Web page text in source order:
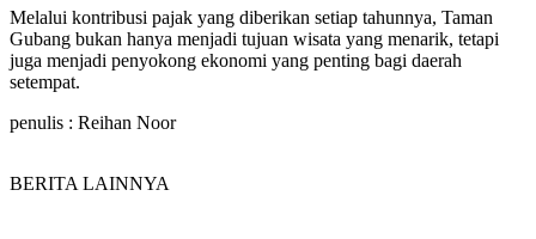
Melalui kontribusi pajak yang diberikan setiap tahunnya, Taman
Gubang bukan hanya menjadi tujuan wisata yang menarik, tetapi
juga menjadi penyokong ekonomi yang penting bagi daerah
setempat.
penulis : Reihan Noor
BERITA LAINNYA